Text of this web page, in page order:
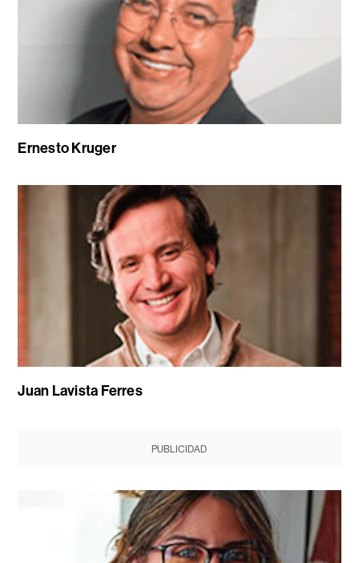
Ernesto Kruger
Juan Lavista Ferres
PUBLICIDAD